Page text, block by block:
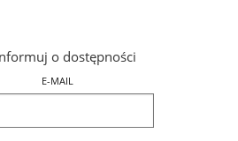
o dostępności
E-MAIL